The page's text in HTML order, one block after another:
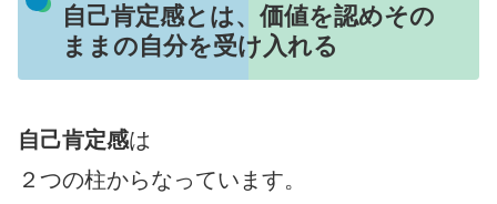
自己肯定感とは、価値を認めその
ままの自分を受け入れる
自己肯定感は
２つの柱からなっています。